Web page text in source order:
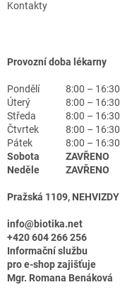
Kontakty
Provozní doba lékarny
Pondělí
8:00 – 16:30
Úterý
8:00 – 16:30
Středa
8:00 – 16:30
Čtvrtek
8:00 – 16:30
Pátek
8:00 – 16:30
Sobota
ZAVŘENO
Neděle
ZAVŘENO
Pražská 1109, NEHVIZDY
info@biotika.net
+420 604 266 256
Informační službu
pro e-shop zajišťuje
Mgr. Romana Benáková